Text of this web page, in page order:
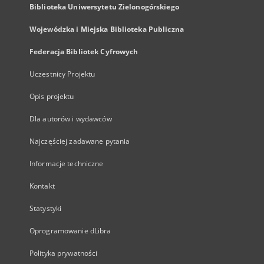
Biblioteka Uniwersytetu Zielonogórskiego
Wojewódzka i Miejska Biblioteka Publiczna
Federacja Bibliotek Cyfrowych
Uczestnicy Projektu
Opis projektu
Dla autorów i wydawców
Najczęściej zadawane pytania
Informacje techniczne
Kontakt
Statystyki
Oprogramowanie dLibra
Polityka prywatności